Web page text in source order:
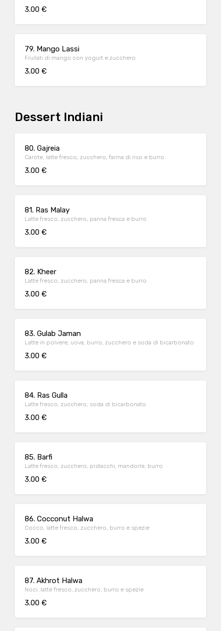
3.00 €
79. Mango Lassi
Frullati di mango con yogurt e zucchero
3.00 €
Dessert Indiani
80. Gajreia
Carote, latte fresco, zucchero, farina di riso e burro
3.00 €
81. Ras Malay
Latte fresco, zucchero, panna fresca e burro
3.00 €
82. Kheer
Latte fresco, zucchero, panna fresca e burro
3.00 €
83. Gulab Jaman
Latte in polvere, uova, burro, zucchero e soda di bicarbonato
3.00 €
84. Ras Gulla
Latte fresco, zucchero, soda di bicarbonato
3.00 €
85. Barfi
Latte fresco, zucchero, pistacchi, mandorle, burro
3.00 €
86. Cocconut Halwa
Cocco, latte fresco, zucchero, burro e spezie
3.00 €
87. Akhrot Halwa
Noci, latte fresco, zucchero, burro e spezie
3.00 €